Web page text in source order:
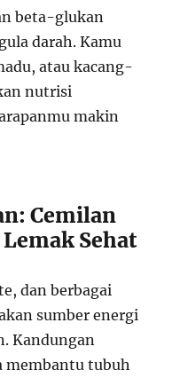
beta-glukan
darah. Kamu
atau kacang-
nutrisi
makin
Cemilan
Sehat
dan berbagai
sumber energi
Kandungan
membantu tubuh